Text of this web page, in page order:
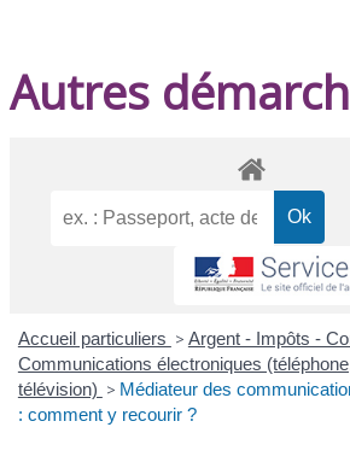
Autres
Accueil particuliers > Argent - Impôts -
Communications électroniques
télévision) > Médiateur des
: comment y recourir ?